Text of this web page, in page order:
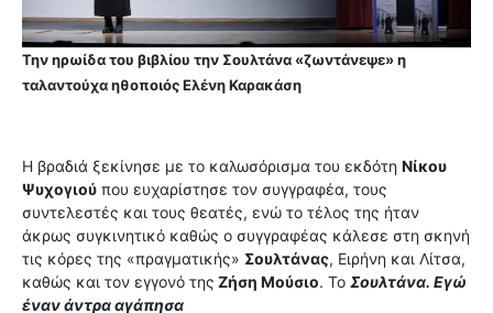
Την ηρωίδα του βιβλίου την Σουλτάνα «ζωντάνεψε» η
ταλαντούχα ηθοποιός Ελένη Καρακάση
Η βραδιά ξεκίνησε με το καλωσόρισμα του εκδότη Νίκου
Ψυχογιού που ευχαρίστησε τον συγγραφέα, τους
συντελεστές και τους θεατές, ενώ το τέλος της ήταν
άκρως συγκινητικό καθώς ο συγγραφέας κάλεσε στη σκηνή
τις κόρες της «πραγματικής» Σουλτάνας, Ειρήνη και Λίτσα,
καθώς και τον εγγονό της Ζήση Μούσιο. Το Σουλτάνα. Εγώ
έναν άντρα αγάπησα